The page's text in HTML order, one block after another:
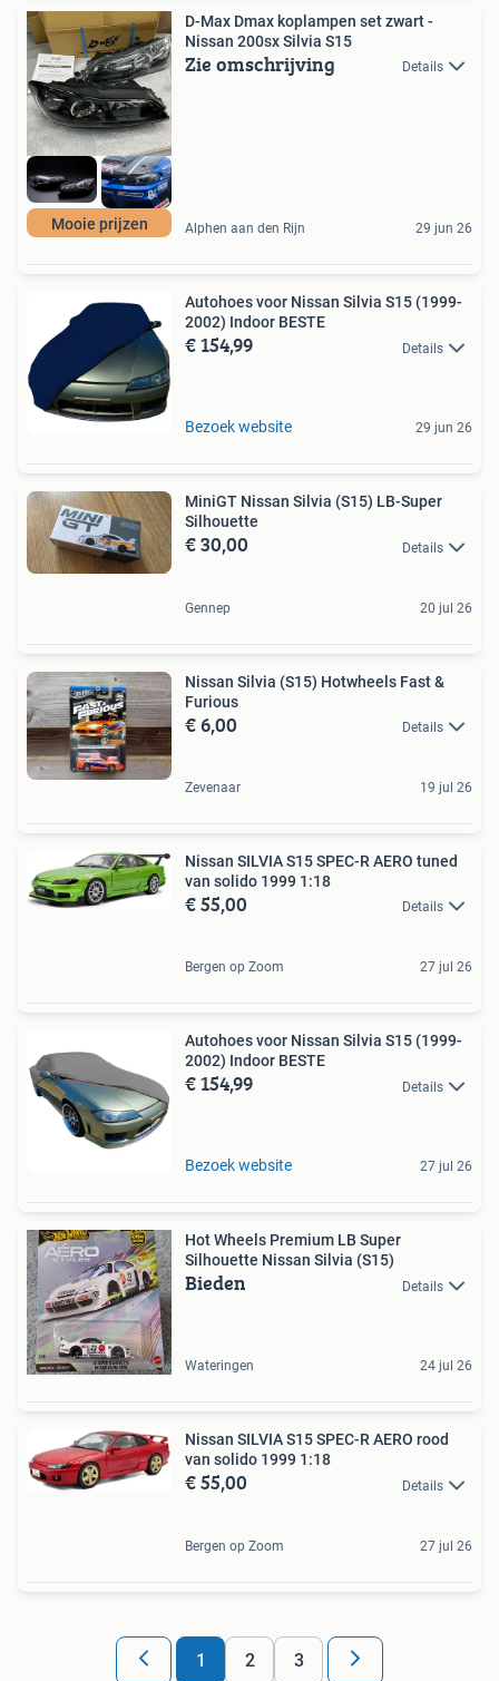
Mooie prijzen
D-Max Dmax koplampen set zwart -
Nissan 200sx Silvia S15
Zie omschrijving Details
Alphen aan den Rijn 29 jun 26
Autohoes voor Nissan Silvia S15 (1999-
2002) Indoor BESTE
€ 154,99 Details
Bezoek website 29 jun 26
MiniGT Nissan Silvia (S15) LB-Super
Silhouette
€ 30,00 Details
Gennep 20 jul 26
Nissan Silvia (S15) Hotwheels Fast &
Furious
€ 6,00 Details
Zevenaar 19 jul 26
Nissan SILVIA S15 SPEC-R AERO tuned
van solido 1999 1:18
€ 55,00 Details
Bergen op Zoom 27 jul 26
Autohoes voor Nissan Silvia S15 (1999-
2002) Indoor BESTE
€ 154,99 Details
Bezoek website 27 jul 26
Hot Wheels Premium LB Super
Silhouette Nissan Silvia (S15)
Bieden Details
Wateringen 24 jul 26
Nissan SILVIA S15 SPEC-R AERO rood
van solido 1999 1:18
€ 55,00 Details
Bergen op Zoom 27 jul 26
1 2 3